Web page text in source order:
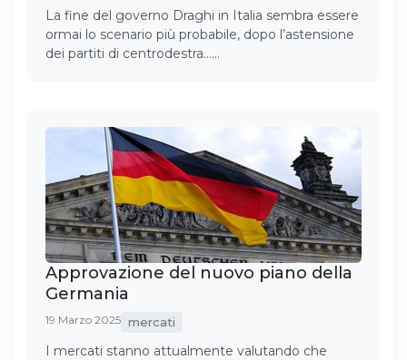
La fine del governo Draghi in Italia sembra essere
ormai lo scenario più probabile, dopo l’astensione
dei partiti di centrodestra……
Approvazione del nuovo piano della
Germania
19 Marzo 2025 mercati
I mercati stanno attualmente valutando che